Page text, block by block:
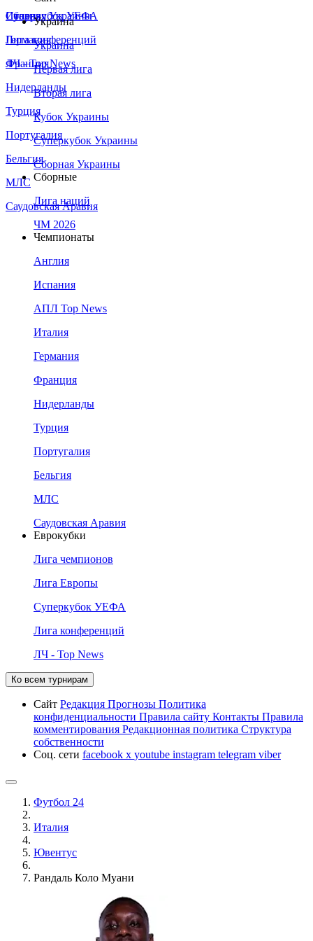
Сборная Украины
Италия
Германия
Франция
Нидерланды
Турция
Португалия
Бельгия
МЛС
Саудовская Аравия
Суперкубок УЕФА
Лига конференций
ЛЧ - Top News
Украина
Украина
Первая лига
Вторая лига
Кубок Украины
Суперкубок Украины
Сборная Украины
Сборные
Лига наций
ЧМ 2026
Чемпионаты
Англия
Испания
АПЛ Top News
Италия
Германия
Франция
Нидерланды
Турция
Португалия
Бельгия
МЛС
Саудовская Аравия
Еврокубки
Лига чемпионов
Лига Европы
Суперкубок УЕФА
Лига конференций
ЛЧ - Top News
Ко всем турнирам
Сайт Редакция Прогнозы Политика
конфиденциальности Правила сайту Контакты Правила
комментирования Редакционная политика Структура
собственности
Соц. сети facebook x youtube instagram telegram viber
Футбол 24
Италия
Ювентус
Рандаль Коло Муани